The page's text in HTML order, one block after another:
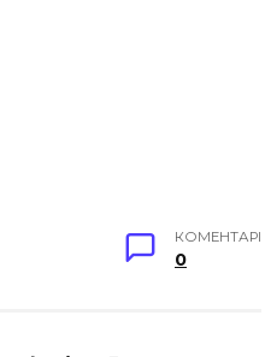
КОМЕНТАРІ
0